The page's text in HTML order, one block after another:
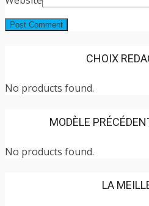
CHOIX
No products found.
MODÈLE
No products found.
LA